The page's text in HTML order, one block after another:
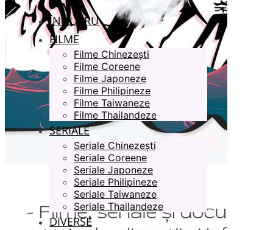
ÎN LUCRU
FILME
Filme Chinezești
Filme Coreene
Filme Japoneze
Filme Philipineze
Filme Taiwaneze
Filme Thailandeze
SERIALE
Seriale Chinezești
Seriale Coreene
Seriale Japoneze
Seriale Philipineze
Seriale Taiwaneze
Seriale Thailandeze
DIVERSE